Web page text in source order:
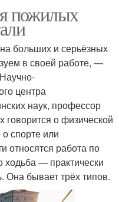
пожилых
больших и серьёзных
в своей работе, —
центра
наук, профессор
о физической
о спорте или
относятся работа по
ходьба — практически
Она бывает трёх типов.